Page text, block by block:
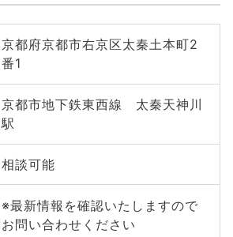
京都府京都市右京区太秦土本町2
番1
京都市地下鉄東西線 太秦天神川
駅
相談可能
※最新情報を確認いたしますので
お問い合わせください